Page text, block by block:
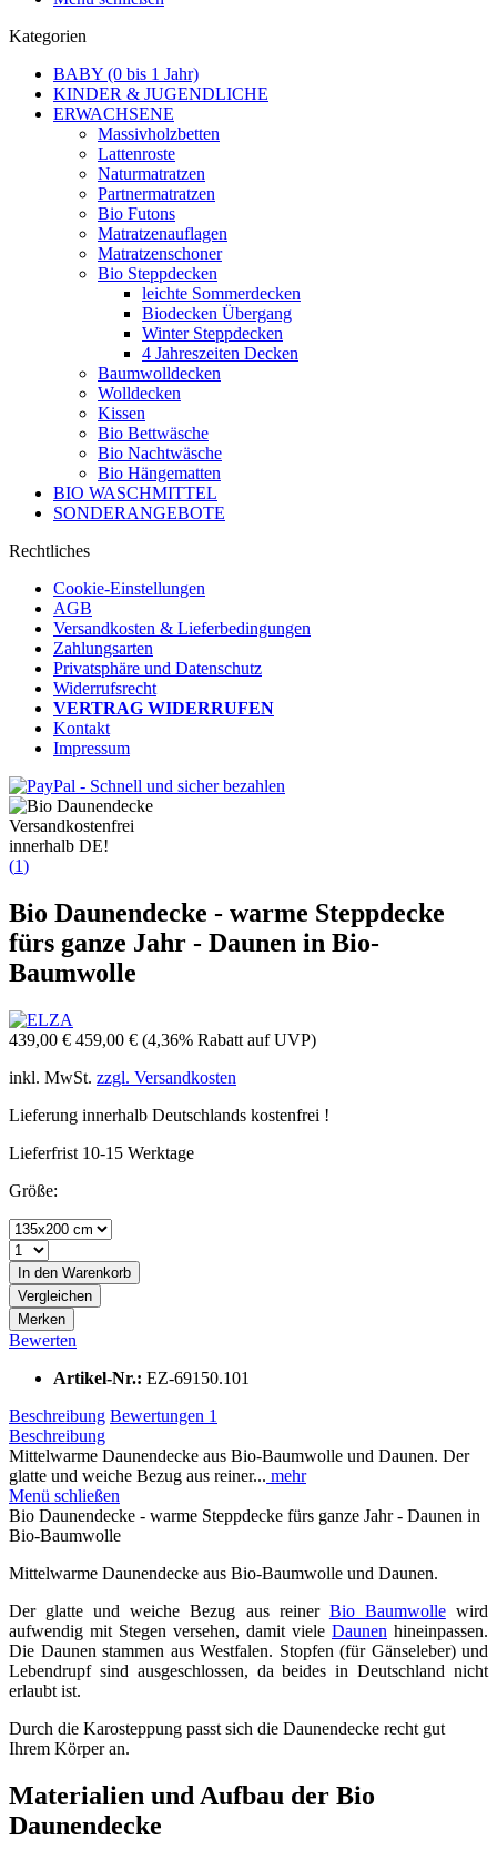
Kategorien
BABY (0 bis 1 Jahr)
KINDER & JUGENDLICHE
ERWACHSENE
Massivholzbetten
Lattenroste
Naturmatratzen
Partnermatratzen
Bio Futons
Matratzenauflagen
Matratzenschoner
Bio Steppdecken
leichte Sommerdecken
Biodecken Übergang
Winter Steppdecken
4 Jahreszeiten Decken
Baumwolldecken
Wolldecken
Kissen
Bio Bettwäsche
Bio Nachtwäsche
Bio Hängematten
BIO WASCHMITTEL
SONDERANGEBOTE
Rechtliches
Cookie-Einstellungen
AGB
Versandkosten & Lieferbedingungen
Zahlungsarten
Privatsphäre und Datenschutz
Widerrufsrecht
VERTRAG WIDERRUFEN
Kontakt
Impressum
Versandkostenfrei
innerhalb DE!
(1)
Bio Daunendecke - warme Steppdecke
fürs ganze Jahr - Daunen in Bio-
Baumwolle
439,00 € 459,00 € (4,36% Rabatt auf UVP)
inkl. MwSt. zzgl. Versandkosten
Lieferung innerhalb Deutschlands kostenfrei !
Lieferfrist 10-15 Werktage
Größe:
In den Warenkorb
Vergleichen
Merken
Bewerten
Artikel-Nr.: EZ-69150.101
Beschreibung Bewertungen 1
Beschreibung
Mittelwarme Daunendecke aus Bio-Baumwolle und Daunen. Der
glatte und weiche Bezug aus reiner... mehr
Menü schließen
Bio Daunendecke - warme Steppdecke fürs ganze Jahr - Daunen in
Bio-Baumwolle
Mittelwarme Daunendecke aus Bio-Baumwolle und Daunen.
Der glatte und weiche Bezug aus reiner Bio Baumwollewird
aufwendig mit Stegen versehen, damit viele Daunen hineinpassen.
Die Daunen stammen aus Westfalen. Stopfen (für Gänseleber) und
Lebendrupf sind ausgeschlossen, da beides in Deutschland nicht
erlaubt ist.
Durch die Karosteppung passt sich die Daunendecke recht gut
Ihrem Körper an.
Materialien und Aufbau der Bio
Daunendecke